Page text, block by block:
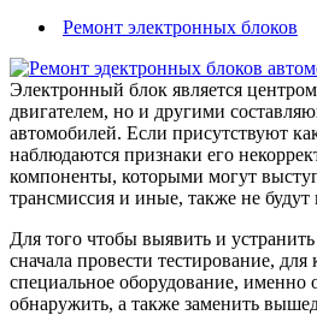
Ремонт электронных блоков
Электронный блок является
двигателем, но и другими
автомобилей. Если присутствуют
наблюдаются признаки его
компоненты, которыми могут
трансмиссия и иные, также не будут
Для того чтобы выявить и
сначала провести тестирование, для
специальное оборудование, именно
обнаружить, а также заменить